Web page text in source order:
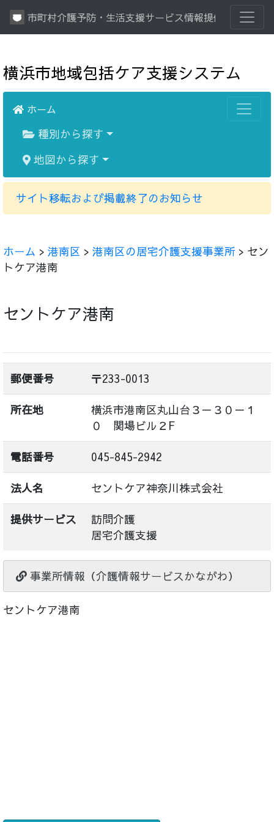
市町村介護予防・生活支援サービス情報提供システム
横浜市地域包括ケア支援システム
ホーム
種別から探す
地図から探す
サイト移転および掲載終了のお知らせ
ホーム > 港南区 > 港南区の居宅介護支援事業所 > セン
トケア港南
セントケア港南
郵便番号 〒233-0013
所在地
横浜市港南区丸山台３－３０－１
０ 関場ビル２F
電話番号 045-845-2942
法人名 セントケア神奈川株式会社
提供サービス
訪問介護
居宅介護支援
事業所情報（介護情報サービスかながわ）
セントケア港南